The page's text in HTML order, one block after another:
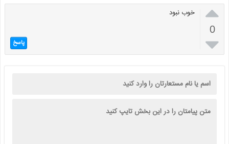

0

خوب نبود
پاسخ